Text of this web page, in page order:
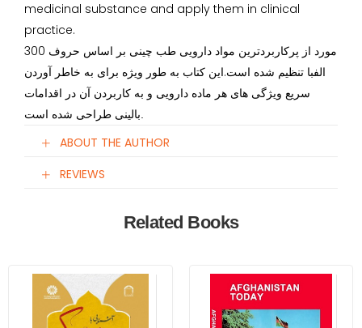
medicinal substance and apply them in clinical
practice.
300 مورد از پرکاربردترین مواد دارویی طب چینی بر اساس حروف
الفبا تنظیم شده است.این کتاب به طور ویژه برای به خاطر آوردن
سریع ویژگی های هر ماده دارویی و به کاربردن آن در اقدامات
ABOUT THE AUTHOR
REVIEWS
Related Books